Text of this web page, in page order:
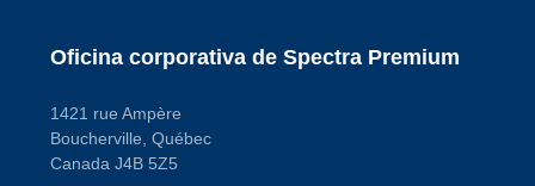
Oficina corporativa de Spectra Premium
1421 rue Ampère
Boucherville, Québec
Canada J4B 5Z5